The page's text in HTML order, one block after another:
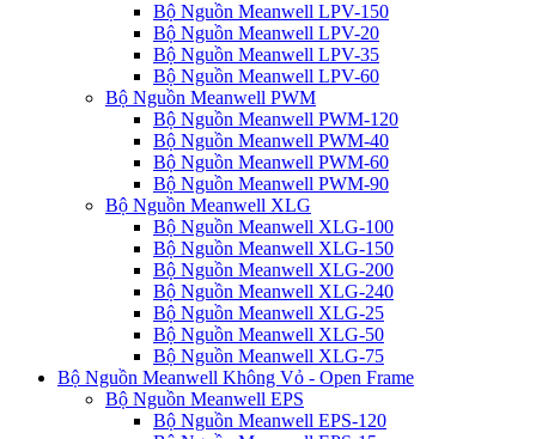
Bộ Nguồn Meanwell LPV-150
Bộ Nguồn Meanwell LPV-20
Bộ Nguồn Meanwell LPV-35
Bộ Nguồn Meanwell LPV-60
Bộ Nguồn Meanwell PWM
Bộ Nguồn Meanwell PWM-120
Bộ Nguồn Meanwell PWM-40
Bộ Nguồn Meanwell PWM-60
Bộ Nguồn Meanwell PWM-90
Bộ Nguồn Meanwell XLG
Bộ Nguồn Meanwell XLG-100
Bộ Nguồn Meanwell XLG-150
Bộ Nguồn Meanwell XLG-200
Bộ Nguồn Meanwell XLG-240
Bộ Nguồn Meanwell XLG-25
Bộ Nguồn Meanwell XLG-50
Bộ Nguồn Meanwell XLG-75
Bộ Nguồn Meanwell Không Vỏ - Open Frame
Bộ Nguồn Meanwell EPS
Bộ Nguồn Meanwell EPS-120